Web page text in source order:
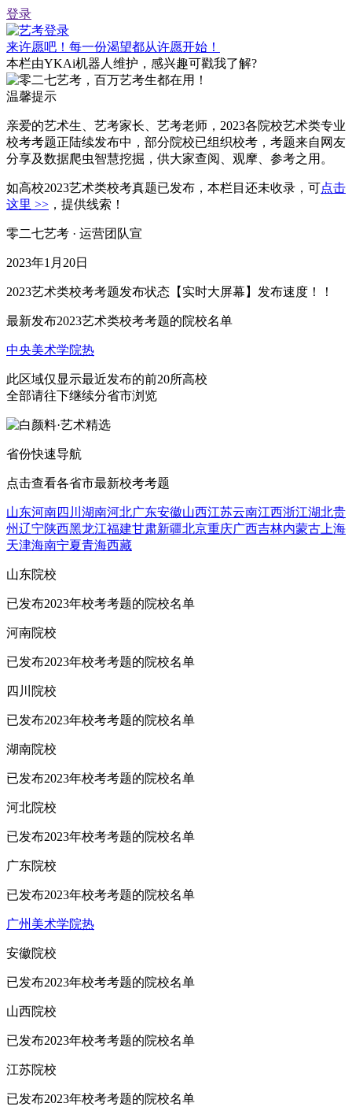
登录
来许愿吧！每一份渴望都从许愿开始！
本栏由YKAi机器人维护，感兴趣可戳我了解?
温馨提示
亲爱的艺术生、艺考家长、艺考老师， 2023各院校艺术类专业
校考考题正陆续发布中 ，部分院校已组织校考，考题来自网友
分享及数据爬虫智慧挖掘，供大家查阅、观摩、参考之用。
如高校2023艺术类校考真题已发布，本栏目还未收录，可点击
这里 >> ，提供线索！
零二七艺考 · 运营团队宣
2023年1月20日
2023艺术类校考考题发布状态 【实时大屏幕】 发布速度！！
最新发布2023艺术类校考考题的院校名单
中央美术学院热
此区域仅显示最近发布的前20所高校
全部请往下继续分省市浏览
省份快速导航
点击查看各省市最新校考考题
山东河南四川 湖南河北广东安徽山西江苏云南江西浙江湖北贵
州辽宁陕西黑龙江福建甘肃新疆北京重庆广西吉林内蒙古 上海
天津海南宁夏青海西藏
山东院校
已发布2023年校考考题的院校名单
河南院校
已发布2023年校考考题的院校名单
四川院校
已发布2023年校考考题的院校名单
湖南院校
已发布2023年校考考题的院校名单
河北院校
已发布2023年校考考题的院校名单
广东院校
已发布2023年校考考题的院校名单
广州美术学院热
安徽院校
已发布2023年校考考题的院校名单
山西院校
已发布2023年校考考题的院校名单
江苏院校
已发布2023年校考考题的院校名单